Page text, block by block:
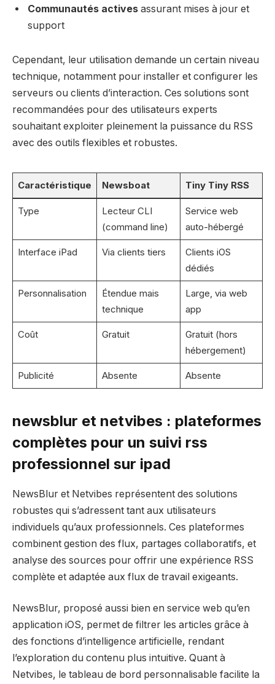
Communautés actives assurant mises à jour et
support
Cependant, leur utilisation demande un certain niveau
technique, notamment pour installer et configurer les
serveurs ou clients d’interaction. Ces solutions sont
recommandées pour des utilisateurs experts
souhaitant exploiter pleinement la puissance du RSS
avec des outils flexibles et robustes.
Caractéristique Newsboat Tiny Tiny RSS
Type
Lecteur CLI
(command line)
Service web
auto-hébergé
Interface iPad Via clients tiers
Clients iOS
dédiés
Personnalisation
Étendue mais
technique
Large, via web
app
Coût Gratuit
Gratuit (hors
hébergement)
Publicité Absente Absente
newsblur et netvibes : plateformes
complètes pour un suivi rss
professionnel sur ipad
NewsBlur et Netvibes représentent des solutions
robustes qui s’adressent tant aux utilisateurs
individuels qu’aux professionnels. Ces plateformes
combinent gestion des flux, partages collaboratifs, et
analyse des sources pour offrir une expérience RSS
complète et adaptée aux flux de travail exigeants.
NewsBlur, proposé aussi bien en service web qu’en
application iOS, permet de filtrer les articles grâce à
des fonctions d’intelligence artificielle, rendant
l’exploration du contenu plus intuitive. Quant à
Netvibes, le tableau de bord personnalisable facilite la